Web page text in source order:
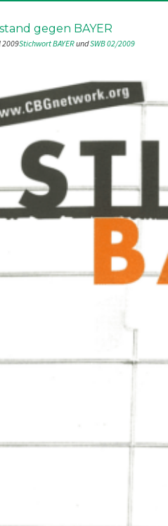
gegen BAYER
2009Stichwort BAYER und SWB 02/2009